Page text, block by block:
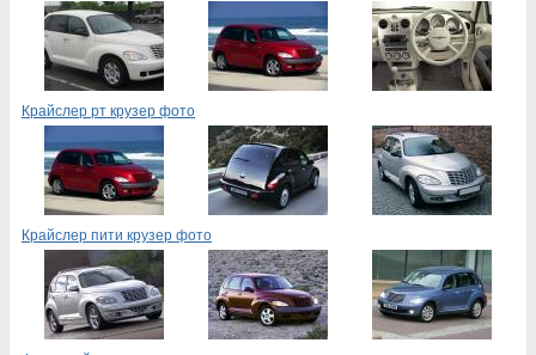
Крайслер рт крузер фото
Крайслер пити крузер фото